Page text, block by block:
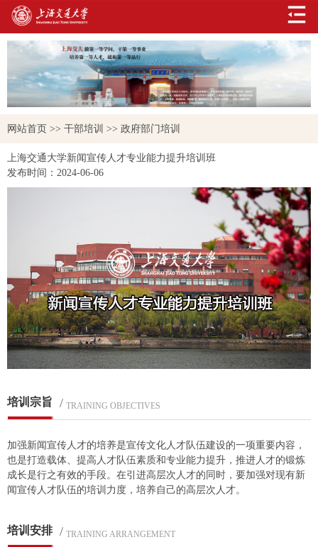
网站首页 >> 干部培训 >> 政府部门培训
上海交通大学新闻宣传人才专业能力提升培训班
发布时间： 2024-06-06
培训宗旨 / TRAINING OBJECTIVES
加强新闻宣传人才的培养是宣传文化人才队伍建设的一项重要内容，
也是打造载体、提高人才队伍素质和专业能力提升，推进人才的锻炼
成长是行之有效的手段。在引进高层次人才的同时，要加强对现有新
闻宣传人才队伍的培训力度，培养自己的高层次人才。
培训安排 / TRAINING ARRANGEMENT